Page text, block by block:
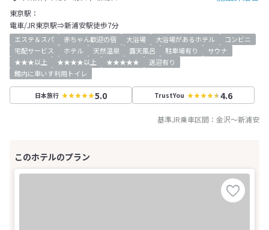
東京駅：
電車/JR東京駅⇒新浦安駅徒歩7分
エステ＆スパ 赤ちゃん歓迎の宿 大浴場 大浴場があるホテル
コンビニ
宅配サービス
ホテル 天然温泉 露天風呂 駐車場有り
サウナ
★★★以上
★★★★以上 ★★★★★
送迎有り
館内に車いす利用トイレ
日本旅行 5.0 TrustYou 4.6
基準JR乗車区間： 金沢～新浦安